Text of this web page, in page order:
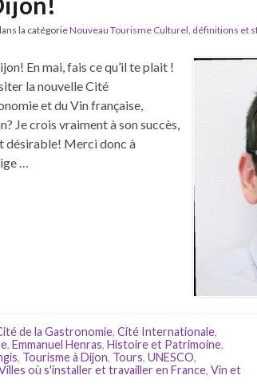
la catégorieNouveau Tourisme Culturel, définitions et
En mai, fais ce qu’il te plait !
la nouvelle Cité
et du Vin française,
Je crois vraiment à son succès,
désirable! Merci donc à
…
de la Gastronomie, Cité Internationale,
, Emmanuel Henras, Histoire et Patrimoine,
, Tourisme à Dijon, Tours, UNESCO,
où s'installer et travailler en France, Vin et